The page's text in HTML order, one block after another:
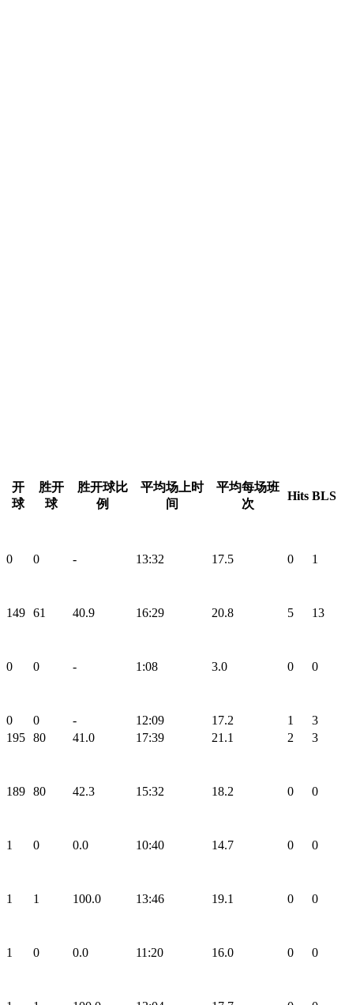
开
球
胜开
球
胜开球比
例
平均场上时
间
平均每场班
次
Hits BLS
0 0 - 13:32 17.5 0
1
149 61 40.9 16:29 20.8 5
13
0 0 - 1:08 3.0 0
0
0 0 - 12:09 17.2 1
3
195 80 41.0 17:39 21.1 2
3
189 80 42.3 15:32 18.2 0
0
1 0 0.0 10:40 14.7 0
0
1 1 100.0 13:46 19.1 0
0
1 0 0.0 11:20 16.0 0
0